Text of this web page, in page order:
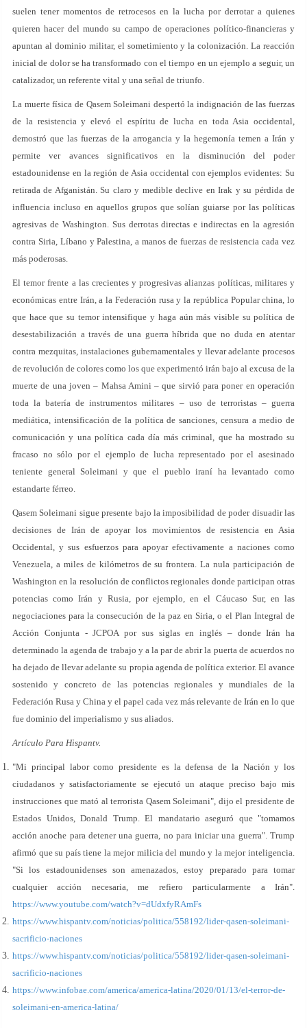
suelen tener momentos de retrocesos en la lucha por derrotar a quienes
quieren hacer del mundo su campo de operaciones político-financieras y
apuntan al dominio militar, el sometimiento y la colonización. La reacción
inicial de dolor se ha transformado con el tiempo en un ejemplo a seguir, un
catalizador, un referente vital y una señal de triunfo.
La muerte física de Qasem Soleimani despertó la indignación de las fuerzas
de la resistencia y elevó el espíritu de lucha en toda Asia occidental,
demostró que las fuerzas de la arrogancia y la hegemonía temen a Irán y
permite ver avances significativos en la disminución del poder
estadounidense en la región de Asia occidental con ejemplos evidentes: Su
retirada de Afganistán. Su claro y medible declive en Irak y su pérdida de
influencia incluso en aquellos grupos que solían guiarse por las políticas
agresivas de Washington. Sus derrotas directas e indirectas en la agresión
contra Siria, Líbano y Palestina, a manos de fuerzas de resistencia cada vez
más poderosas.
El temor frente a las crecientes y progresivas alianzas políticas, militares y
económicas entre Irán, a la Federación rusa y la república Popular china, lo
que hace que su temor intensifique y haga aún más visible su política de
desestabilización a través de una guerra híbrida que no duda en atentar
contra mezquitas, instalaciones gubernamentales y llevar adelante procesos
de revolución de colores como los que experimentó irán bajo al excusa de la
muerte de una joven – Mahsa Amini – que sirvió para poner en operación
toda la batería de instrumentos militares – uso de terroristas – guerra
mediática, intensificación de la política de sanciones, censura a medio de
comunicación y una política cada día más criminal, que ha mostrado su
fracaso no sólo por el ejemplo de lucha representado por el asesinado
teniente general Soleimani y que el pueblo iraní ha levantado como
estandarte férreo.
Qasem Soleimani sigue presente bajo la imposibilidad de poder disuadir las
decisiones de Irán de apoyar los movimientos de resistencia en Asia
Occidental, y sus esfuerzos para apoyar efectivamente a naciones como
Venezuela, a miles de kilómetros de su frontera. La nula participación de
Washington en la resolución de conflictos regionales donde participan otras
potencias como Irán y Rusia, por ejemplo, en el Cáucaso Sur, en las
negociaciones para la consecución de la paz en Siria, o el Plan Integral de
Acción Conjunta - JCPOA por sus siglas en inglés – donde Irán ha
determinado la agenda de trabajo y a la par de abrir la puerta de acuerdos no
ha dejado de llevar adelante su propia agenda de política exterior. El avance
sostenido y concreto de las potencias regionales y mundiales de la
Federación Rusa y China y el papel cada vez más relevante de Irán en lo que
fue dominio del imperialismo y sus aliados.
Artículo Para Hispantv.
"Mi principal labor como presidente es la defensa de la Nación y los
ciudadanos y satisfactoriamente se ejecutó un ataque preciso bajo mis
instrucciones que mató al terrorista Qasem Soleimani", dijo el presidente de
Estados Unidos, Donald Trump. El mandatario aseguró que "tomamos
acción anoche para detener una guerra, no para iniciar una guerra". Trump
afirmó que su país tiene la mejor milicia del mundo y la mejor inteligencia.
"Si los estadounidenses son amenazados, estoy preparado para tomar
cualquier acción necesaria, me refiero particularmente a Irán".
https://www.youtube.com/watch?v=dUdxfyRAmFs
https://www.hispantv.com/noticias/politica/558192/lider-qasen-soleimani-
sacrificio-naciones
https://www.hispantv.com/noticias/politica/558192/lider-qasen-soleimani-
sacrificio-naciones
https://www.infobae.com/america/america-latina/2020/01/13/el-terror-de-
soleimani-en-america-latina/